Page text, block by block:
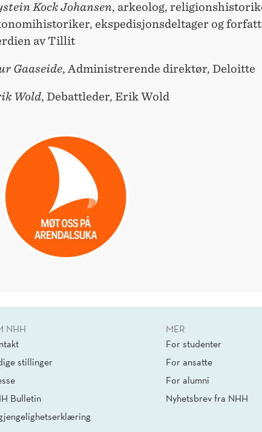
Kock Johansen, arkeolog,
ekspedisjonsdeltager og
av Tillit
Gaaseide, Administrerende direktør, Deloitte
Wold, Debattleder, Erik Wold
NHH
stillinger
Bulletin
MER
For studenter
For ansatte
For alumni
Nyhetsbrev fra NHH